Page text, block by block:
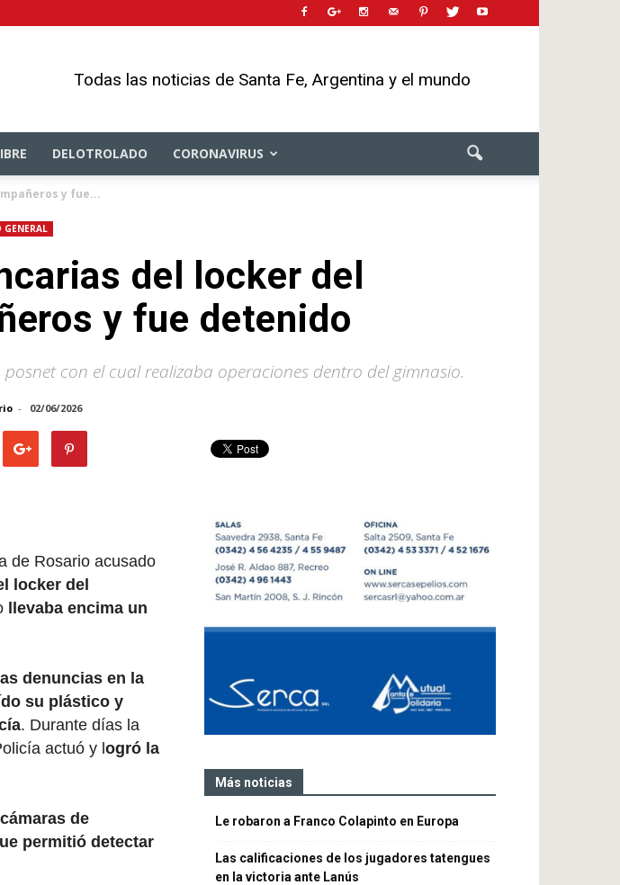
Todas las noticias de Santa Fe, Argentina y el mundo
DELOTROLADO CORONAVIRUS
y fue...
GENERAL
del locker del
y fue detenido
con el cual realizaba operaciones dentro del gimnasio.
- 02/06/2026
de Rosario acusado
locker del
llevaba encima un
denuncias en la
su plástico y
. Durante días la
actuó y l ogró la
de
permitió detectar
Más noticias
Le robaron a Franco Colapinto en Europa
Las calificaciones de los jugadores tatengues
en la victoria ante Lanús